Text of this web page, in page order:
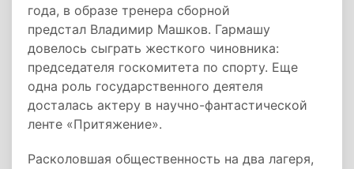
года, в образе тренера сборной
предстал Владимир Машков. Гармашу
довелось сыграть жесткого чиновника:
председателя госкомитета по спорту. Еще
одна роль государственного деятеля
досталась актеру в научно-фантастической
ленте «Притяжение».
Расколовшая общественность на два лагеря,